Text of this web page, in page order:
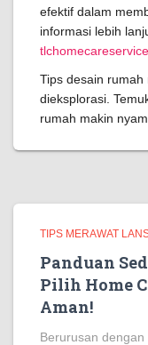
efektif dalam
informasi lebih
Tips desain
dieksplorasi.
rumah makin
TIPS MERAWAT
Panduan
Pilih Home
Aman!
Berurusan